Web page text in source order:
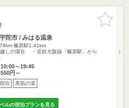
お気に入
りに追加
陀市 / みはる温泉
榛原駅1.41km
越しの場合 ・近鉄大阪線「榛原駅」から
～19:45
円～
宿泊 美肌の湯
ルの宿泊プランを見る